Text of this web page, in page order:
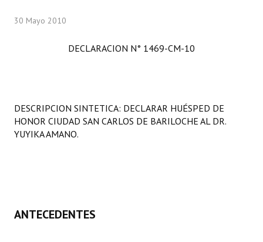
Comisiones Permanentes
Comisiones Especiales
LEGISLACIÓN
30 Mayo 2010
DECLARACION N° 1469-CM-10
DESCRIPCION SINTETICA: DECLARAR HUÉSPED DE
HONOR CIUDAD SAN CARLOS DE BARILOCHE AL DR.
YUYIKA AMANO.
ANTECEDENTES